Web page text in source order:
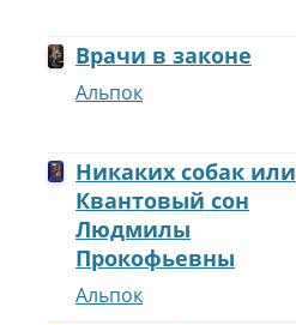
Врачи в законе
Альпок
Никаких собак или
Квантовый сон
Людмилы
Прокофьевны
Альпок